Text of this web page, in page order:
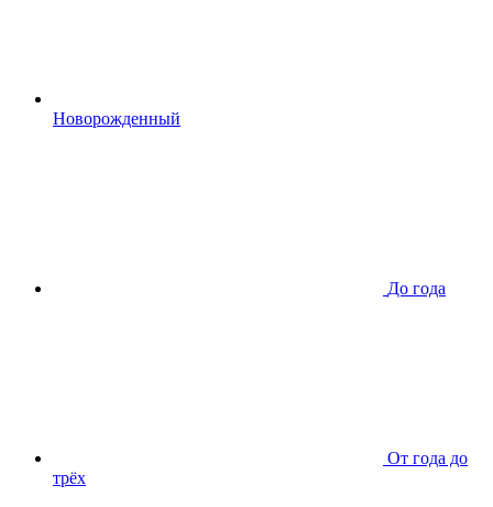
Новорожденный
До года
От года до
трёх